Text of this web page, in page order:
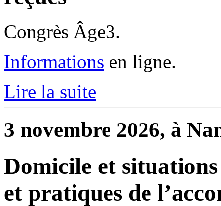
Congrès Âge3.
Informations en ligne.
Lire la suite
3 novembre 2026, à
Domicile et
et pratiques de